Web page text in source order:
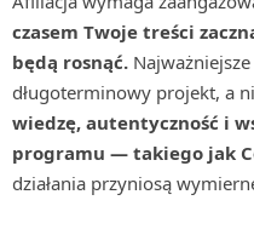
czasem Twoje treści
będą rosnąć.
długoterminowy projekt, a
wiedzę, autentyczność i
programu — takiego jak
działania przyniosą